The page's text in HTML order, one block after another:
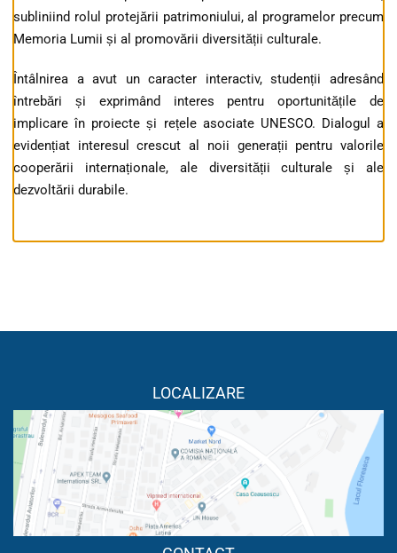
subliniind rolul protejării patrimoniului, al programelor precum
Memoria Lumii și al promovării diversității culturale.
Întâlnirea a avut un caracter interactiv, studenții adresând
întrebări și exprimând interes pentru oportunitățile de
implicare în proiecte și rețele asociate UNESCO. Dialogul a
evidențiat interesul crescut al noii generații pentru valorile
cooperării internaționale, ale diversității culturale și ale
dezvoltării durabile.
LOCALIZARE